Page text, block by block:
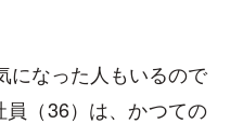
になった人もいるので
（36）は、かつての